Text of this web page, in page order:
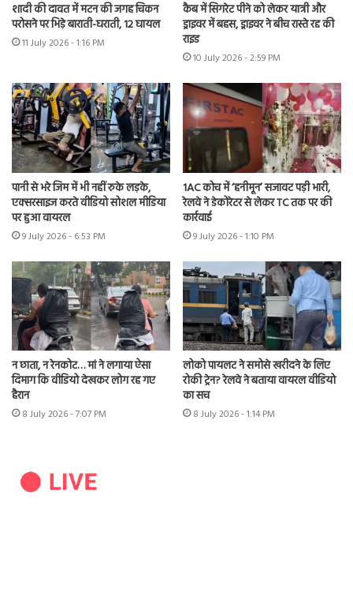
शादी की दावत में मटन की जगह चिकन
परोसने पर भिड़े बाराती-घराती, 12 घायल
11 July 2026 - 1:16 PM
कैब में सिगरेट पीने को लेकर यात्री और
ड्राइवर में बहस, ड्राइवर ने बीच रास्ते रद्द की
राइड
10 July 2026 - 2:59 PM
पानी से भरे जिम में भी नहीं रुके लड़के,
एक्सरसाइज करते वीडियो सोशल मीडिया
पर हुआ वायरल
9 July 2026 - 6:53 PM
1AC कोच में ‘हनीमून’ सजावट पड़ी भारी,
रेलवे ने डेकोरेटर से लेकर TC तक पर की
कार्रवाई
9 July 2026 - 1:10 PM
न छाता, न रेनकोट… मां ने लगाया ऐसा
दिमाग कि वीडियो देखकर लोग रह गए
हैरान
8 July 2026 - 7:07 PM
लोको पायलट ने समोसे खरीदने के लिए
रोकी ट्रेन? रेलवे ने बताया वायरल वीडियो
का सच
8 July 2026 - 1:14 PM